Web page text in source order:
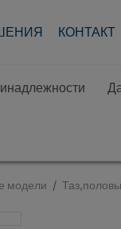
КОНТАКТ
модели